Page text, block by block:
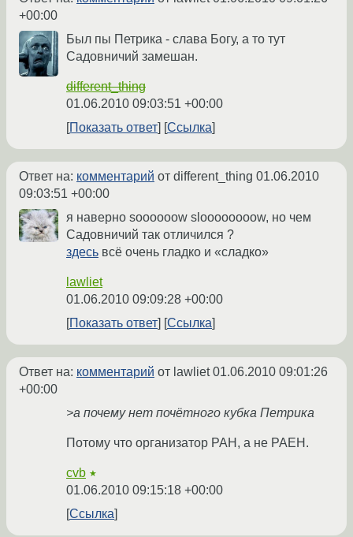
+00:00
Был пы Петрика - слава Богу, а то тут
Садовничий замешан.
different_thing
01.06.2010 09:03:51 +00:00
Показать ответ
Ссылка
Ответ на: комментарий от different_thing 01.06.2010
09:03:51 +00:00
я наверно soooooow sloooooooow, но чем
Садовничий так отличился ?
здесь всё очень гладко и «сладко»
lawliet
01.06.2010 09:09:28 +00:00
Показать ответ
Ссылка
Ответ на: комментарий от lawliet01.06.2010 09:01:26
+00:00
>а почему нет почётного кубка Петрика
Потому что организатор РАН, а не РАЕН.
cvb ★
01.06.2010 09:15:18 +00:00
Ссылка